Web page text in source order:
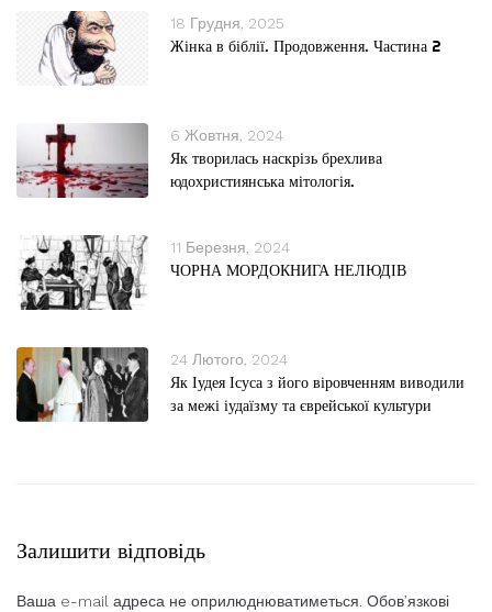
18 Грудня, 2025
Жінка в біблії. Продовження. Частина 2
6 Жовтня, 2024
Як творилась наскрізь брехлива
юдохристиянська мітологія.
11 Березня, 2024
ЧОРНА МОРДОКНИГА НЕЛЮДІВ
24 Лютого, 2024
Як Іудея Ісуса з його віровченням виводили
за межі іудаїзму та єврейської культури
Залишити відповідь
Ваша e-mail адреса не оприлюднюватиметься. Обов’язкові